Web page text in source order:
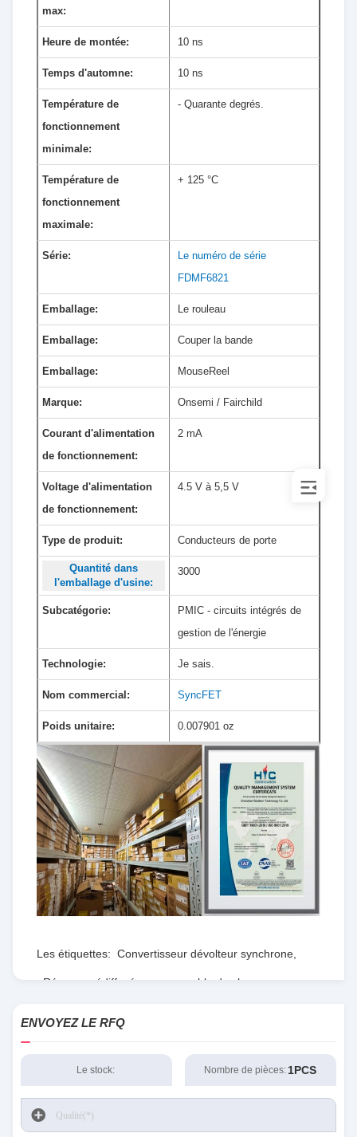
max:
Heure de montée: 10 ns
Temps d'automne: 10 ns
Température de
fonctionnement
minimale:
- Quarante degrés.
Température de
fonctionnement
maximale:
+ 125 °C
Série:
Le numéro de série
FDMF6821
Emballage: Le rouleau
Emballage: Couper la bande
Emballage: MouseReel
Marque: Onsemi / Fairchild
Courant d'alimentation
de fonctionnement:
2 mA
Voltage d'alimentation
de fonctionnement:
4.5 V à 5,5 V
Type de produit: Conducteurs de porte
Quantité dans
l'emballage d'usine:
3000
Subcatégorie:
PMIC - circuits intégrés de
gestion de l'énergie
Technologie: Je sais.
Nom commercial: SyncFET
Poids unitaire: 0.007901 oz
Les étiquettes: Convertisseur dévolteur synchrone
Réseau prédiffusé programmable de champ,
ENVOYEZ LE RFQ
Le stock: Nombre de pièces: 1PCS